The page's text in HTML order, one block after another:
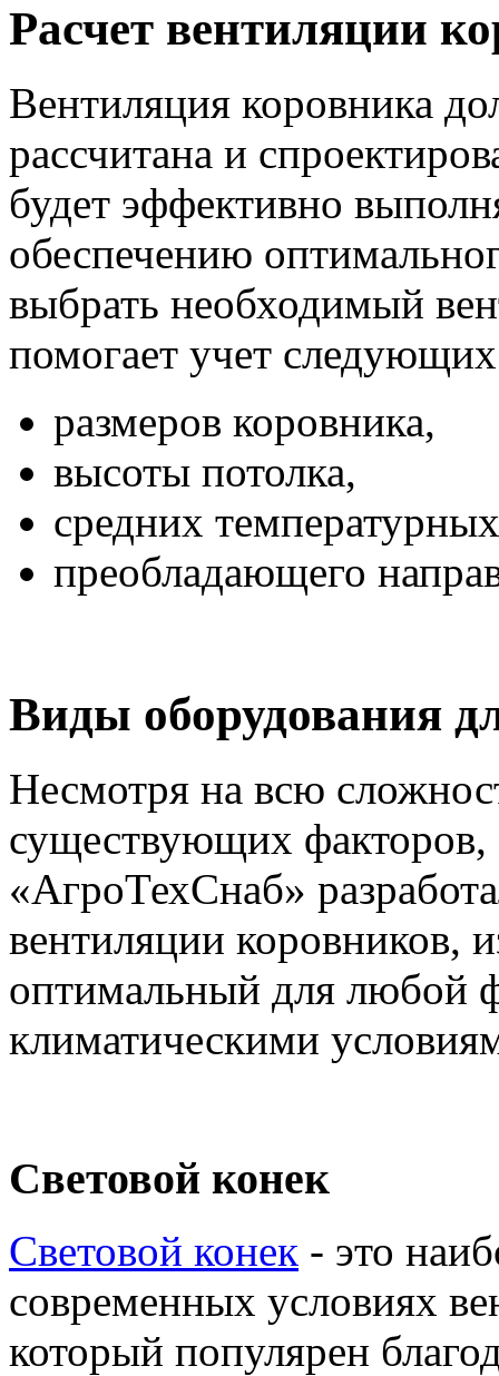
Расчет вентиляции
Вентиляция коровника
рассчитана и
будет эффективно
обеспечению
выбрать необходимый
помогает учет
размеров коровника,
высоты потолка,
средних
преобладающего
Виды оборудования
Несмотря на всю
существующих
«АгроТехСнаб»
вентиляции коровников,
оптимальный для любой
климатическими
Световой конек
Световой конек - это
современных условиях
который популярен